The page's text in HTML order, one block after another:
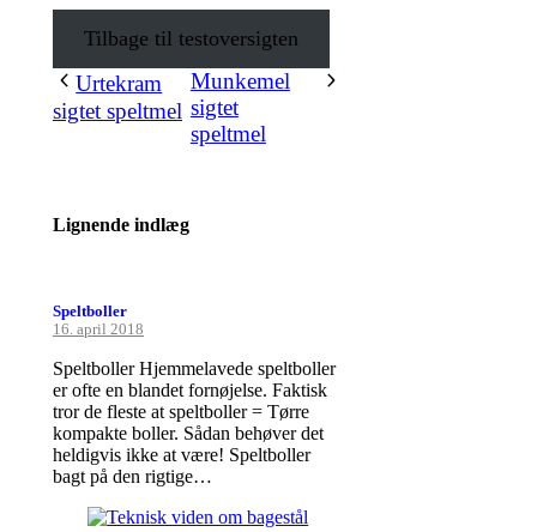
Tilbage til testoversigten
Indlægsnavigation
Urtekram
sigtet speltmel
Munkemel
sigtet
speltmel
Lignende indlæg
Speltboller
16. april 2018
Speltboller Hjemmelavede speltboller
er ofte en blandet fornøjelse. Faktisk
tror de fleste at speltboller = Tørre
kompakte boller. Sådan behøver det
heldigvis ikke at være! Speltboller
bagt på den rigtige…